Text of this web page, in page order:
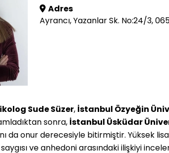
Adres
Ayrancı, Yazanlar Sk. No:24/3,
Sude Süzer, İstanbul Özyeğin
sonra, İstanbul Üsküdar
da onur derecesiyle bitirmiştir. Yüksek
ve anhedoni arasındaki ilişkiyi